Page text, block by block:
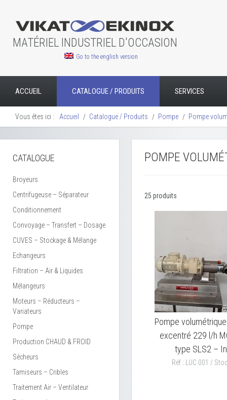
MATÉRIEL INDUSTRIEL D'OCCASION
ACCUEIL CATALOGUE / PRODUITS SERVICES
Go to the english version
Vous êtes ici : Accueil Catalogue / Produits Pompe Pompe
CATALOGUE
Broyeurs
Centrifugeuse – Séparateur
Conditionnement
Convoyage – Transfert – Dosage
CUVES – Stockage & Mélange
Echangeurs
Filtration – Air & Liquides
Mélangeurs
Moteurs – Réducteurs –
Variateurs
Pompe
Production CHAUD & FROID
Sécheurs
Tamiseurs – Cribles
Traitement Air – Ventilateur
POMPE
25 produits
Pompe
excentré 229 l/h
type SLS2 –
Réf : LUC 001 /